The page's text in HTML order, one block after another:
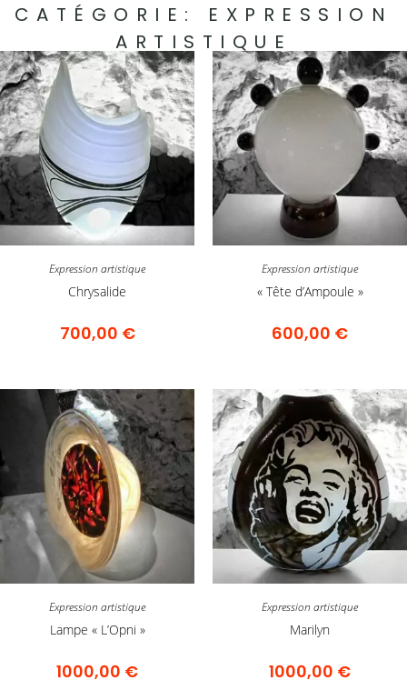
CATÉGORIE: EXPRESSION
ARTISTIQUE
Expression artistique
Chrysalide
700,00 €
Expression artistique
« Tête d’Ampoule »
600,00 €
Expression artistique
Lampe « L’Opni »
1000,00 €
Expression artistique
Marilyn
1000,00 €